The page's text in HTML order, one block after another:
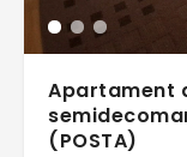
Apartament
(POSTA)